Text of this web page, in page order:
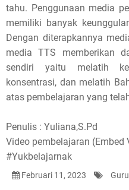
tahu. Penggunaan media
memiliki banyak
Dengan diterapkannya
media TTS memberikan
sendiri yaitu melatih
konsentrasi, dan melatih
atas pembelajaran yang
Penulis : Yuliana,S.Pd
Video pembelajaran
#Yukbelajarnak
Februari 11, 2023